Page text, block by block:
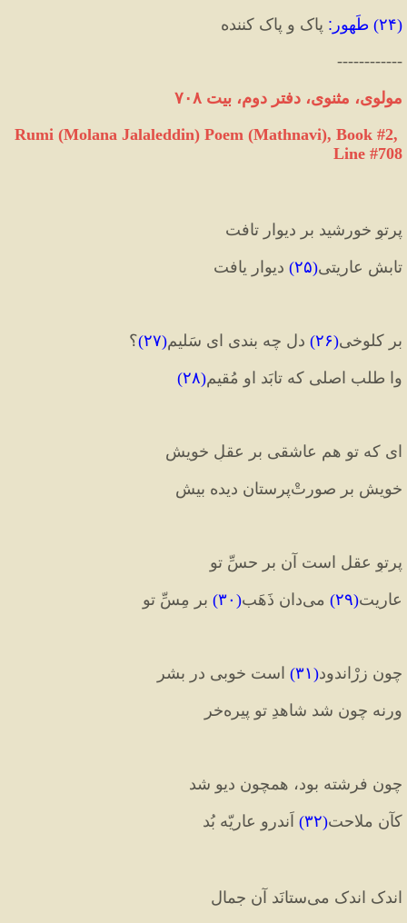
(۲۴) طَهور : پاک و پاک کننده
------------
مولوی، مثنوی، دفتر دوم، بیت ۷۰۸
Rumi (Molana Jalaleddin) Poem (Mathnavi), Book #2,
Line #708
پرتوِ خورشید بر دیوار تافت
تابشِ عاریتی(۲۵) دیوار یافت‏
بر کلوخی(۲۶) دل چه بندی ای سَلیم(۲۷)؟
وا طلب اصلی که تابَد او مُقیم‏(۲۸)
ای که تو هم عاشقی بر عقلِ خویش
خویش بر صورتْ‌پرستان دیده بیش‏
پرتوِ عقل است آن بر حسِّ تو
عاریت(۲۹) می‌دان ذَهَب ( ۳۰) بر مِسِّ تو
چون زرْاندود(۳۱) است خوبی در بشر
ورنه چون شد شاهدِ تو پیره‌خر
چون فرشته بود، همچون دیو شد
کآن ملاحت(۳۲) اَندرو عاریّه بُد
اندک اندک می‏‌ستانَد آن جمال